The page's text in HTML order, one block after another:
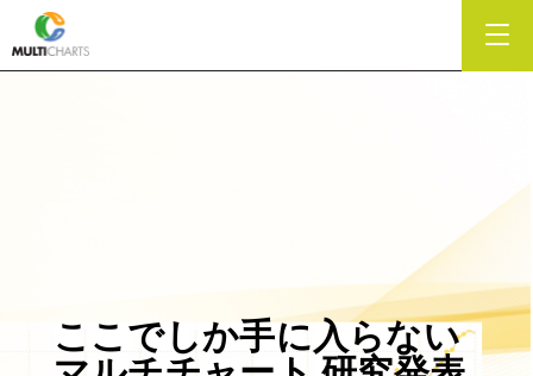
ここでしか手に入らない
“超時短”インジを
ここでしか手に入らない
“超時短”インジを
ここでしか手に入らない
“超時短”インジを